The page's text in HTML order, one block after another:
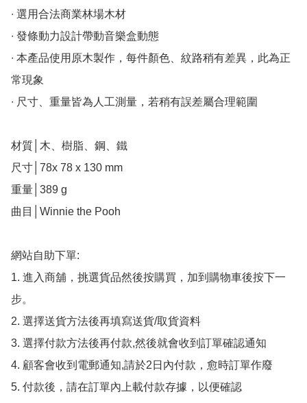
∙ 選用合法商業林場木材
∙ 發條動力設計帶動音樂盒動態
∙ 本產品使用原木製作，每件顏色、紋路稍有差異，此為正
常現象
∙ 尺寸、重量皆為人工測量，若稍有誤差屬合理範圍
材質│木、樹脂、鋼、鐵
尺寸│78x 78 x 130 mm
重量│389 g
曲目│Winnie the Pooh
網站自助下單:
1. 進入商舖，挑選貨品然後按購買，加到購物車後按下一
步。
2. 選擇送貨方法後再填寫送貨/取貨資料
3. 選擇付款方法後再付款,然後就會收到訂單確認通知
4. 顧客會收到電郵通知,請於2日內付款，愈時訂單作廢
5. 付款後，請在訂單內上載付款存據，以便確認